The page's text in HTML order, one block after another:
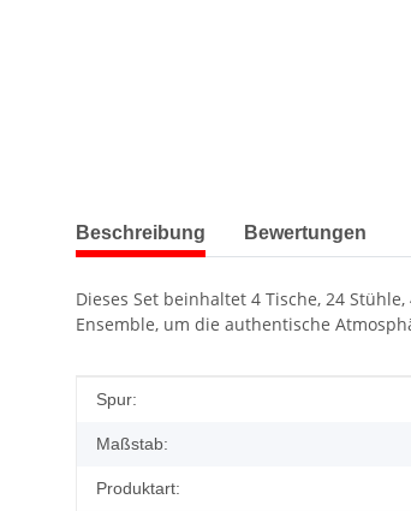
weitere Registerkarten anzeigen
Beschreibung Bewertungen
Dieses Set beinhaltet 4 Tische, 24
Ensemble, um die authentische
Produkteigenschaft
Wert
Spur:
Maßstab:
Produktart: